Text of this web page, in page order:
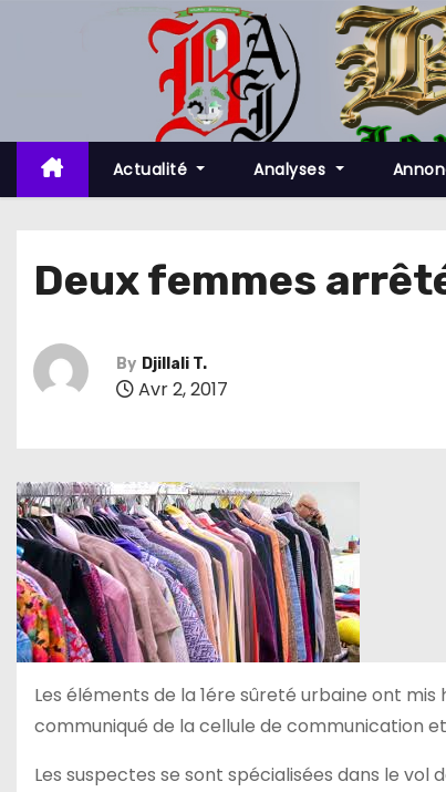
t
c
Actualité Analyses
Deux femmes
By Djillali T.
Avr 2, 2017
Les éléments de la 1ére sûreté urbaine ont
communiqué de la cellule de communication
Les suspectes se sont spécialisées dans le